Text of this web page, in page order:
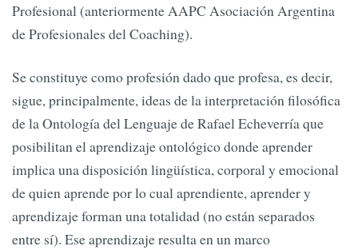
Profesional (anteriormente AAPC Asociación Argentina
de Profesionales del Coaching).
Se constituye como profesión dado que profesa, es decir,
sigue, principalmente, ideas de la interpretación filosófica
de la Ontología del Lenguaje de Rafael Echeverría que
posibilitan el aprendizaje ontológico donde aprender
implica una disposición lingüística, corporal y emocional
de quien aprende por lo cual aprendiente, aprender y
aprendizaje forman una totalidad (no están separados
entre sí). Ese aprendizaje resulta en un marco